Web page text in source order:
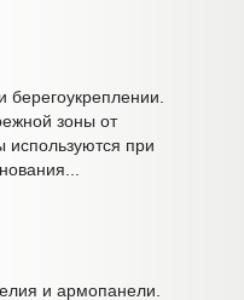
зоны от
при
и армопанели.